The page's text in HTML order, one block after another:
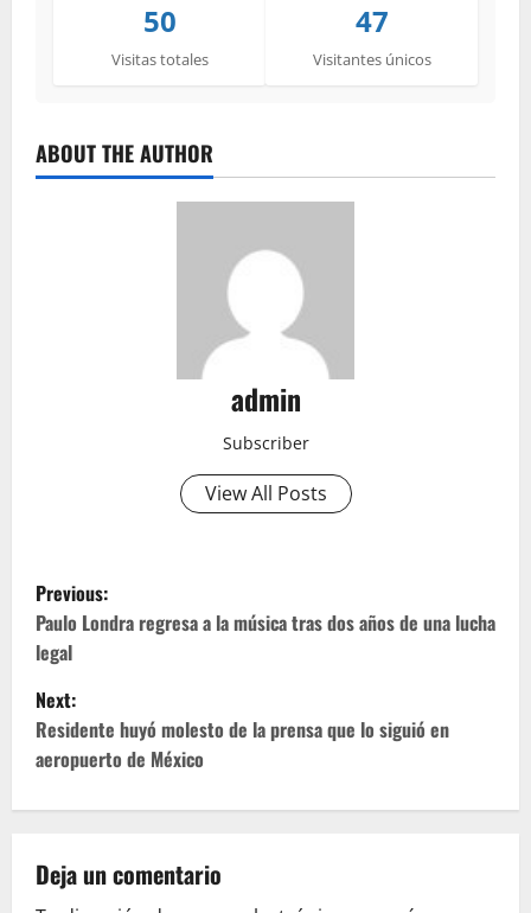
50
Visitas totales
47
Visitantes únicos
ABOUT THE AUTHOR
admin
Subscriber
View All Posts
P
o
s
t
n
v
Previous:
Paulo Londra regresa a la música tras dos años de una lucha
legal
Next:
Residente huyó molesto de la prensa que lo siguió en
aeropuerto de México
Deja un comentario